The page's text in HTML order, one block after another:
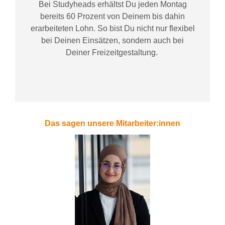
Bei Studyheadserhältst Du jeden Montag
bereits 60 Prozent von Deinem bis dahin
erarbeiteten Lohn. So bist Du nicht nur flexibel
bei Deinen Einsätzen, sondern auch bei
DeinerFreizeitgestaltung.
Das sagen unsere Mitarbeiter:innen